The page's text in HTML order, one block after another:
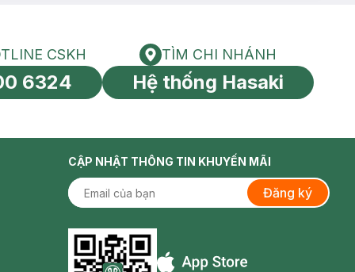
toàn cầu
HOTLINE CSKH
CSKH
6324
Tìm chi nhánh
TÌM CHI NHÁNH
Hệ thống Hasaki
CẬP NHẬT THÔNG TIN KHUYẾN MÃI
Đăng ký